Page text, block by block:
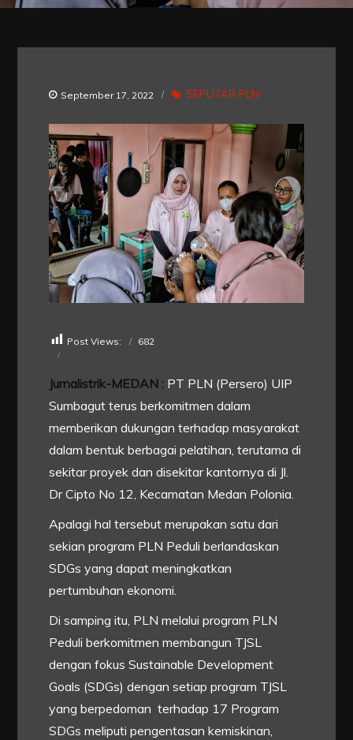
September 17, 2022 SEPUTAR PLN
Post Views: 682
Jurnalistrik-MEDAN : PT PLN (Persero) UIP
Sumbagut terus berkomitmen dalam
memberikan dukungan terhadap masyarakat
dalam bentuk berbagai pelatihan, terutama di
sekitar proyek dan disekitar kantornya di Jl.
Dr Cipto No 12, Kecamatan Medan Polonia.
Apalagi hal tersebut merupakan satu dari
sekian program PLN Peduli berlandaskan
SDGs yang dapat meningkatkan
pertumbuhan ekonomi.
Di samping itu, PLN melalui program PLN
Peduli berkomitmen membangun TJSL
dengan fokus Sustainable Development
Goals (SDGs) dengan setiap program TJSL
yang berpedoman terhadap 17 Program
SDGs meliputi pengentasan kemiskinan,